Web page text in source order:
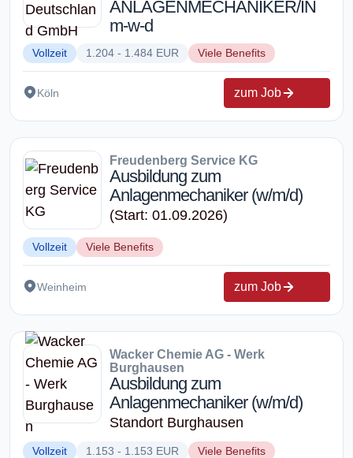
ANLAGENMECHANIKER/IN
m-w-d
Vollzeit 1.204 - 1.484 EUR Viele Benefits
Köln zum Job
Freudenberg Service KG
Ausbildung zum
Anlagenmechaniker (w/m/d)
(Start: 01.09.2026)
Vollzeit Viele Benefits
Weinheim zum Job
Wacker Chemie AG - Werk
Burghausen
Ausbildung zum
Anlagenmechaniker (w/m/d)
Standort Burghausen
Vollzeit 1.153 - 1.153 EUR Viele Benefits